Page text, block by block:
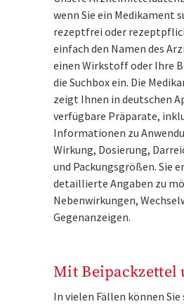
wenn Sie ein Medikament
rezeptfrei oder
einfach den Namen des
einen Wirkstoff oder Ihre
die Suchbox ein. Die
zeigt Ihnen in deutschen
verfügbare Präparate,
Informationen zu
Wirkung, Dosierung,
und Packungsgrößen. Sie
detaillierte Angaben zu
Nebenwirkungen,
Gegenanzeigen.
Mit Beipackzettel
In vielen Fällen können Sie